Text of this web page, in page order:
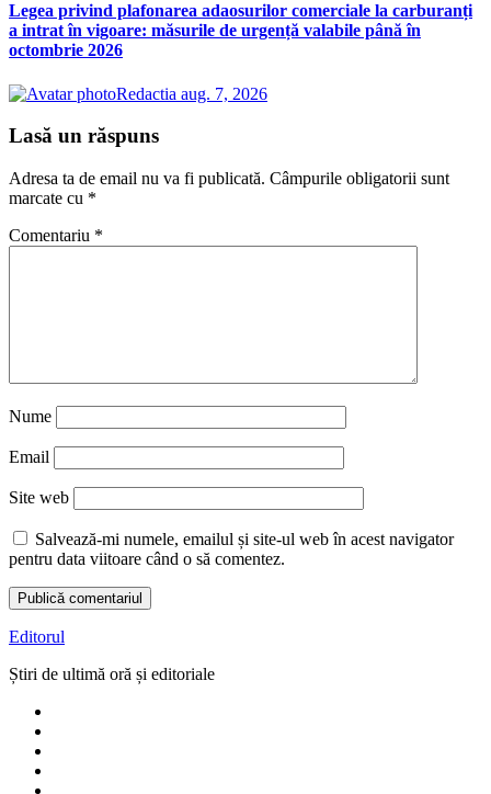
Legea privind plafonarea adaosurilor comerciale la carburanți
a intrat în vigoare: măsurile de urgență valabile până în
octombrie 2026
Redactia aug. 7, 2026
Lasă un răspuns
Adresa ta de email nu va fi publicată. Câmpurile obligatorii sunt
marcate cu *
Comentariu *
Nume
Email
Site web
Salvează-mi numele, emailul și site-ul web în acest navigator
pentru data viitoare când o să comentez.
Editorul
Știri de ultimă oră și editoriale